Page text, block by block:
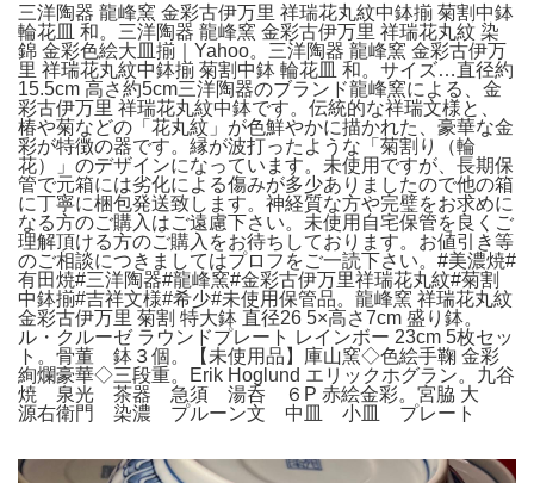
三洋陶器 龍峰窯 金彩古伊万里 祥瑞花丸紋中鉢揃 菊割中鉢
輪花皿 和。三洋陶器 龍峰窯 金彩古伊万里 祥瑞花丸紋 染
錦 金彩色絵大皿揃｜Yahoo。三洋陶器 龍峰窯 金彩古伊万
里 祥瑞花丸紋中鉢揃 菊割中鉢 輪花皿 和。サイズ…直径約
15.5cm 高さ約5cm三洋陶器のブランド龍峰窯による、金
彩古伊万里 祥瑞花丸紋中鉢です。伝統的な祥瑞文様と、
椿や菊などの「花丸紋」が色鮮やかに描かれた、豪華な金
彩が特徴の器です。縁が波打ったような「菊割り（輪
花）」のデザインになっています。未使用ですが、長期保
管で元箱には劣化による傷みが多少ありましたので他の箱
に丁寧に梱包発送致します。神経質な方や完璧をお求めに
なる方のご購入はご遠慮下さい。未使用自宅保管を良くご
理解頂ける方のご購入をお待ちしております。お値引き等
のご相談につきましてはプロフをご一読下さい。#美濃焼#
有田焼#三洋陶器#龍峰窯#金彩古伊万里祥瑞花丸紋#菊割
中鉢揃#吉祥文様#希少#未使用保管品。龍峰窯 祥瑞花丸紋
金彩古伊万里 菊割 特大鉢 直径26 5×高さ7cm 盛り鉢。
ル・クルーゼ ラウンドプレート レインボー 23cm 5枚セッ
ト。骨董 鉢３個。【未使用品】庫山窯◇色絵手鞠 金彩
絢爛豪華◇三段重。Erik Hoglund エリックホグラン。九谷
焼 泉光 茶器 急須 湯呑 ６P 赤絵金彩。宮脇 大
源右衛門 染濃 プルーン文 中皿 小皿 プレート